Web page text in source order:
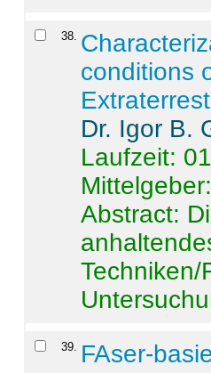
38.
conditions
Dr. Igor B.
Laufzeit:
Abstract:
39. FAser-